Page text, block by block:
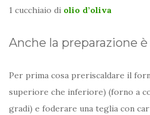
1 cucchiaio di olio d’oliva
Anche la preparazione
Per prima cosa preriscaldare il
superiore che inferiore) (forno a
gradi) e foderare una teglia con